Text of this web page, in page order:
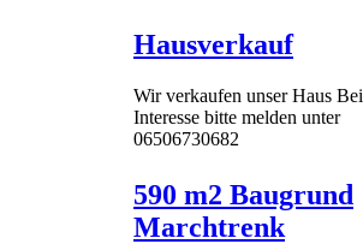
Hausverkauf
Wir verkaufen unser Haus Bei
Interesse bitte melden unter
06506730682
590 m2 Baugrund
Marchtrenk